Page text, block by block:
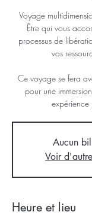
Voyage
Être qui vous
processus de
vos
Ce voyage se fera
pour une
expérience
Aucun
Voir
Heure et lieu